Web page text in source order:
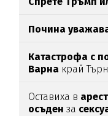
Почина
Катастрофа с
Варна край
Оставиха в
осъден за